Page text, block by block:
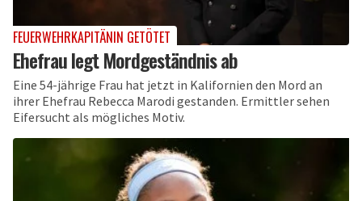
FEUERWEHRKAPITÄNIN GETÖTET
Ehefrau legt Mordgeständnis ab
Eine 54-jährige Frau hat jetzt in Kalifornien den Mord an
ihrer Ehefrau Rebecca Marodi gestanden. Ermittler sehen
Eifersucht als mögliches Motiv.